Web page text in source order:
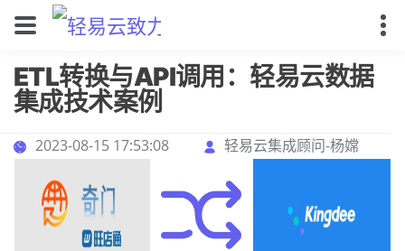
ETL转换与API调用：轻易云数据
集成技术案例
2023-08-15 17:53:08 轻易云集成顾问-杨嫦